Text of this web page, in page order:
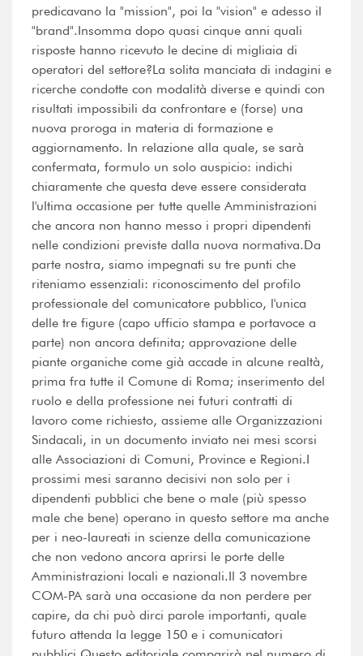
predicavano la "mission", poi la "vision" e adesso il
"brand".Insomma dopo quasi cinque anni quali
risposte hanno ricevuto le decine di migliaia di
operatori del settore?La solita manciata di indagini e
ricerche condotte con modalità diverse e quindi con
risultati impossibili da confrontare e (forse) una
nuova proroga in materia di formazione e
aggiornamento. In relazione alla quale, se sarà
confermata, formulo un solo auspicio: indichi
chiaramente che questa deve essere considerata
l'ultima occasione per tutte quelle Amministrazioni
che ancora non hanno messo i propri dipendenti
nelle condizioni previste dalla nuova normativa.Da
parte nostra, siamo impegnati su tre punti che
riteniamo essenziali: riconoscimento del profilo
professionale del comunicatore pubblico, l'unica
delle tre figure (capo ufficio stampa e portavoce a
parte) non ancora definita; approvazione delle
piante organiche come già accade in alcune realtà,
prima fra tutte il Comune di Roma; inserimento del
ruolo e della professione nei futuri contratti di
lavoro come richiesto, assieme alle Organizzazioni
Sindacali, in un documento inviato nei mesi scorsi
alle Associazioni di Comuni, Province e Regioni.I
prossimi mesi saranno decisivi non solo per i
dipendenti pubblici che bene o male (più spesso
male che bene) operano in questo settore ma anche
per i neo-laureati in scienze della comunicazione
che non vedono ancora aprirsi le porte delle
Amministrazioni locali e nazionali.Il 3 novembre
COM-PA sarà una occasione da non perdere per
capire, da chi può dirci parole importanti, quale
futuro attenda la legge 150 e i comunicatori